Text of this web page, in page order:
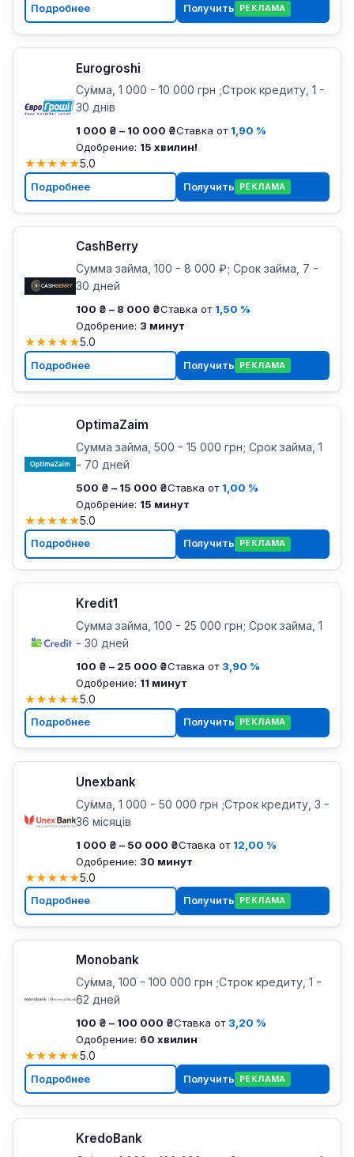
Подробнее Получить РЕКЛАМА
Eurogroshi
Су́мма, 1 000 - 10 000 грн ;Строк кредиту, 1 -
30 днів
1 000 ₴ – 10 000 ₴Ставка от 1,90 %
Одобрение: 15 хвилин!
★★★★★5.0
Подробнее Получить РЕКЛАМА
CashBerry
Сумма займа, 100 - 8 000 ₽; Срок займа, 7 -
30 дней
100 ₴ – 8 000 ₴Ставка от 1,50 %
Одобрение: 3 минут
★★★★★5.0
Подробнее Получить РЕКЛАМА
OptimaZaim
Сумма займа, 500 - 15 000 грн; Срок займа, 1
- 70 дней
500 ₴ – 15 000 ₴Ставка от 1,00 %
Одобрение: 15 минут
★★★★★5.0
Подробнее Получить РЕКЛАМА
Kredit1
Сумма займа, 100 - 25 000 грн; Срок займа, 1
- 30 дней
100 ₴ – 25 000 ₴Ставка от 3,90 %
Одобрение: 11 минут
★★★★★5.0
Подробнее Получить РЕКЛАМА
Unexbank
Су́мма, 1 000 - 50 000 грн ;Строк кредиту, 3 -
36 місяців
1 000 ₴ – 50 000 ₴Ставка от 12,00 %
Одобрение: 30 минут
★★★★★5.0
Подробнее Получить РЕКЛАМА
Monobank
Су́мма, 100 - 100 000 грн ;Строк кредиту, 1 -
62 дней
100 ₴ – 100 000 ₴Ставка от 3,20 %
Одобрение: 60 хвилин
★★★★★5.0
Подробнее Получить РЕКЛАМА
KredoBank